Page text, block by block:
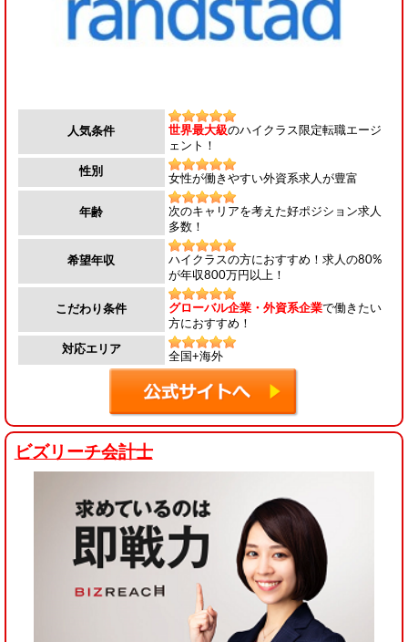
人気条件 世界最大級のハイクラス限定転職エージ
ェント！
性別
女性が働きやすい外資系求人が豊富
年齢
次のキャリアを考えた好ポジション求人
多数！
希望年収
ハイクラスの方におすすめ！求人の80%
が年収800万円以上！
こだわり条件 グローバル企業・外資系企業で働きたい
方におすすめ！
対応エリア
全国+海外
ビズリーチ会計士